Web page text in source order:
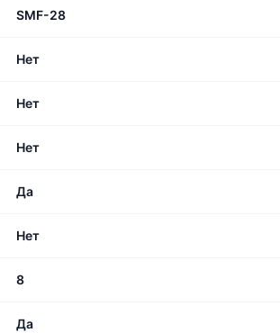
SMF-28
Нет
Нет
Нет
Да
Нет
8
Да